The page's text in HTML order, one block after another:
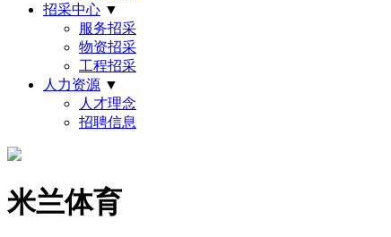
招采中心 ▼
服务招采
物资招采
工程招采
人力资源 ▼
人才理念
招聘信息
米兰体育